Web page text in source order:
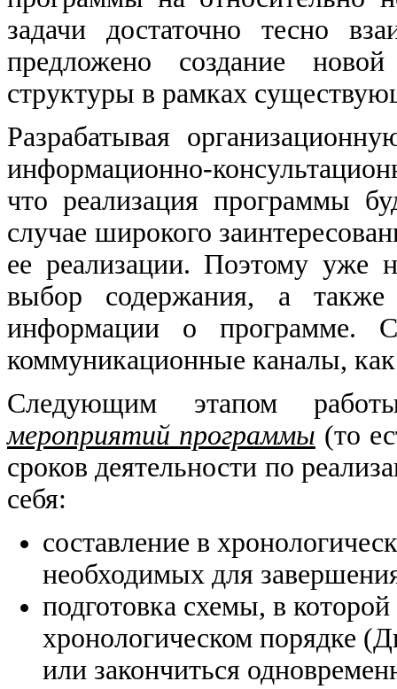
задачи достаточно тесно
предложено создание
структуры в рамках
Разрабатывая
информационно-
что реализация программы
случае широкого
ее реализации. Поэтому уже
выбор содержания, а
информации о программе.
коммуникационные каналы,
Следующим этапом
мероприятий программы (то
сроков деятельности по
себя:
составление в
необходимых для
подготовка схемы, в
хронологическом порядке
или закончиться